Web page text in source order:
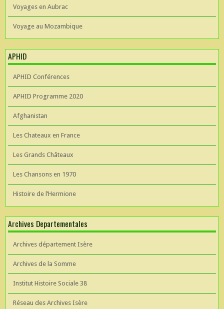
Voyages en Aubrac
Voyage au Mozambique
APHID
APHID Conférences
APHID Programme 2020
Afghanistan
Les Chateaux en France
Les Grands Châteaux
Les Chansons en 1970
Histoire de l’Hermione
Archives Departementales
Archives département Isère
Archives de la Somme
Institut Histoire Sociale 38
Réseau des Archives Isère